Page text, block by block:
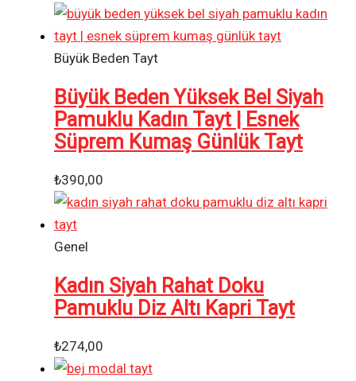
Büyük Beden Tayt
Büyük Beden Yüksek Bel Siyah
Pamuklu Kadın Tayt | Esnek
Süprem Kumaş Günlük Tayt
₺390,00
Genel
Kadın Siyah Rahat Doku
Pamuklu Diz Altı Kapri Tayt
₺274,00